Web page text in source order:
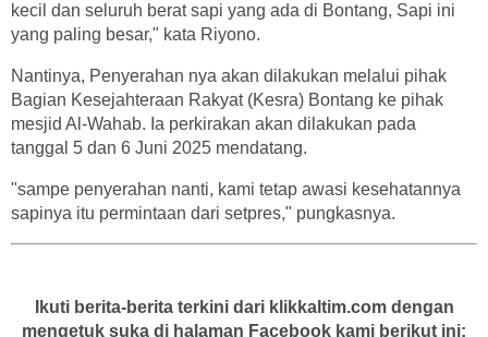
kecil dan seluruh berat sapi yang ada di Bontang, Sapi ini
yang paling besar," kata Riyono.
Nantinya, Penyerahan nya akan dilakukan melalui pihak
Bagian Kesejahteraan Rakyat (Kesra) Bontang ke pihak
mesjid Al-Wahab. Ia perkirakan akan dilakukan pada
tanggal 5 dan 6 Juni 2025 mendatang.
"sampe penyerahan nanti, kami tetap awasi kesehatannya
sapinya itu permintaan dari setpres," pungkasnya.
Ikuti berita-berita terkini dari klikkaltim.com dengan
mengetuk suka di halaman Facebook kami berikut ini: